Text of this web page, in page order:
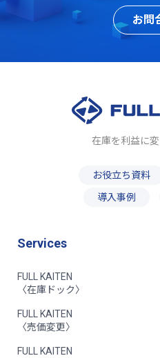
お問
在庫を利益に
お役立ち資料
導入事例
Services
FULL KAITEN
〈在庫ドック〉
FULL KAITEN
〈売価変更〉
FULL KAITEN